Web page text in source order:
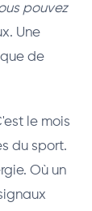
pouvez
Une
de
le mois
du sport.
Où un